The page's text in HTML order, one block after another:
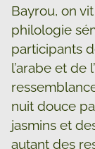
Bayrou, on
philologie
participants
l’arabe et de
nuit douce
jasmins et
autant des